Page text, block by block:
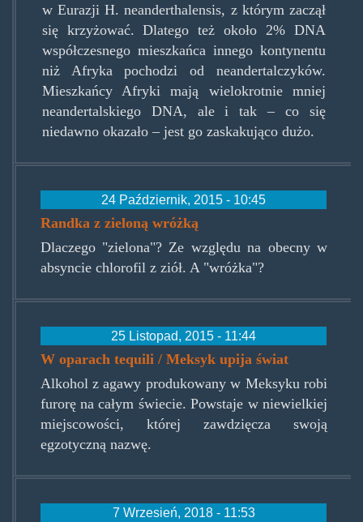
w Eurazji H. neanderthalensis, z którym zaczął
się krzyżować. Dlatego też około 2% DNA
współczesnego mieszkańca innego kontynentu
niż Afryka pochodzi od neandertalczyków.
Mieszkańcy Afryki mają wielokrotnie mniej
neandertalskiego DNA, ale i tak – co się
niedawno okazało – jest go zaskakująco dużo.
24 Październik, 2015 - 10:45
Randka z zieloną wróżką
Dlaczego "zielona"? Ze względu na obecny w
absyncie chlorofil z ziół. A "wróżka"?
25 Listopad, 2015 - 11:44
W oparach tequili / Meksyk upija świat
Alkohol z agawy produkowany w Meksyku robi
furorę na całym świecie. Powstaje w niewielkiej
miejscowości, której zawdzięcza swoją
egzotyczną nazwę.
7 Wrzesień, 2018 - 11:53